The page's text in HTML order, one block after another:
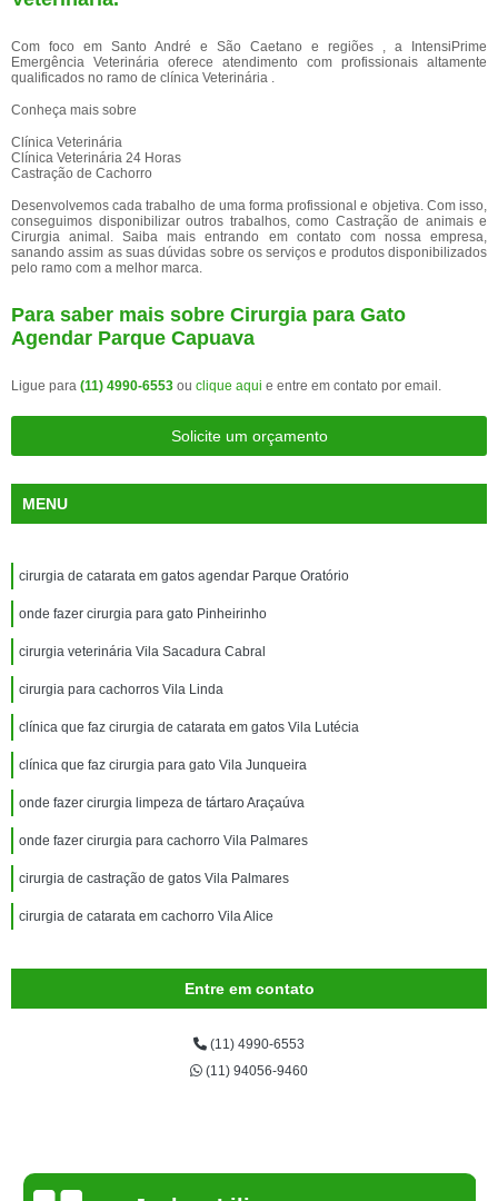
Com foco em Santo André e São Caetano e regiões , a IntensiPrime
Emergência Veterinária oferece atendimento com profissionais altamente
qualificados no ramo de clínica Veterinária .
Conheça mais sobre
Clínica Veterinária
Clínica Veterinária 24 Horas
Castração de Cachorro
Desenvolvemos cada trabalho de uma forma profissional e objetiva. Com isso,
conseguimos disponibilizar outros trabalhos, como Castração de animais e
Cirurgia animal. Saiba mais entrando em contato com nossa empresa,
sanando assim as suas dúvidas sobre os serviços e produtos disponibilizados
pelo ramo com a melhor marca.
Para saber mais sobre Cirurgia para Gato
Agendar Parque Capuava
Ligue para (11) 4990-6553 ou clique aqui e entre em contato por email.
Solicite um orçamento
MENU
cirurgia de catarata em gatos agendar Parque Oratório
onde fazer cirurgia para gato Pinheirinho
cirurgia veterinária Vila Sacadura Cabral
cirurgia para cachorros Vila Linda
clínica que faz cirurgia de catarata em gatos Vila Lutécia
clínica que faz cirurgia para gato Vila Junqueira
onde fazer cirurgia limpeza de tártaro Araçaúva
onde fazer cirurgia para cachorro Vila Palmares
cirurgia de castração de gatos Vila Palmares
cirurgia de catarata em cachorro Vila Alice
Entre em contato
(11) 4990-6553
(11) 94056-9460